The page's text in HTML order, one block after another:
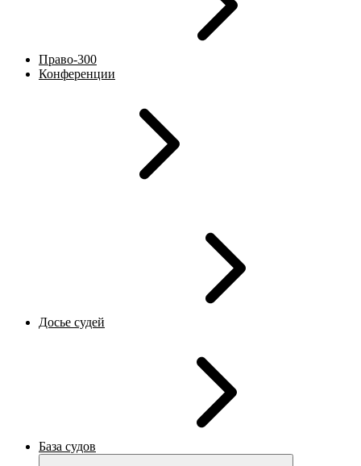
Право-300
Конференции
Досье судей
База судов